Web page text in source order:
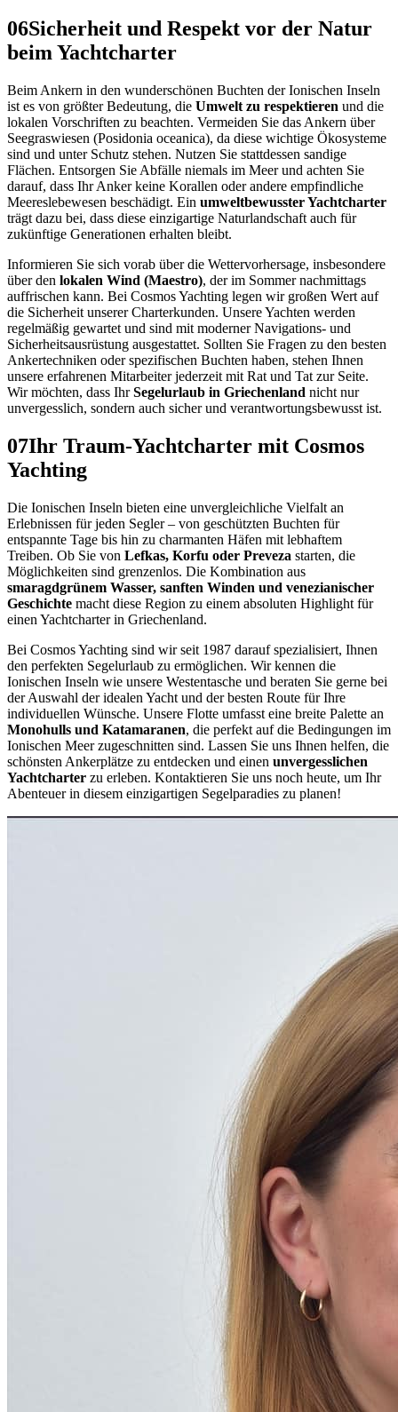
06Sicherheit und Respekt vor der Natur
beim Yachtcharter
Beim Ankern in den wunderschönen Buchten der Ionischen Inseln
ist es von größter Bedeutung, die Umwelt zu respektieren und die
lokalen Vorschriften zu beachten. Vermeiden Sie das Ankern über
Seegraswiesen (Posidonia oceanica), da diese wichtige Ökosysteme
sind und unter Schutz stehen. Nutzen Sie stattdessen sandige
Flächen. Entsorgen Sie Abfälle niemals im Meer und achten Sie
darauf, dass Ihr Anker keine Korallen oder andere empfindliche
Meereslebewesen beschädigt. Ein umweltbewusster Yachtcharter
trägt dazu bei, dass diese einzigartige Naturlandschaft auch für
zukünftige Generationen erhalten bleibt.
Informieren Sie sich vorab über die Wettervorhersage, insbesondere
über den lokalen Wind (Maestro), der im Sommer nachmittags
auffrischen kann. Bei Cosmos Yachting legen wir großen Wert auf
die Sicherheit unserer Charterkunden. Unsere Yachten werden
regelmäßig gewartet und sind mit moderner Navigations- und
Sicherheitsausrüstung ausgestattet. Sollten Sie Fragen zu den besten
Ankertechniken oder spezifischen Buchten haben, stehen Ihnen
unsere erfahrenen Mitarbeiter jederzeit mit Rat und Tat zur Seite.
Wir möchten, dass IhrSegelurlaub in Griechenland nicht nur
unvergesslich, sondern auch sicher und verantwortungsbewusst ist.
07Ihr Traum-Yachtcharter mit Cosmos
Yachting
Die Ionischen Inseln bieten eine unvergleichliche Vielfalt an
Erlebnissen für jeden Segler – von geschützten Buchten für
entspannte Tage bis hin zu charmanten Häfen mit lebhaftem
Treiben. Ob Sie von Lefkas, Korfu oder Preveza starten, die
Möglichkeiten sind grenzenlos. Die Kombination aus
smaragdgrünem Wasser, sanften Winden und venezianischer
Geschichte macht diese Region zu einem absoluten Highlight für
einen Yachtcharter in Griechenland.
Bei Cosmos Yachting sind wir seit 1987 darauf spezialisiert, Ihnen
den perfekten Segelurlaub zu ermöglichen. Wir kennen die
Ionischen Inseln wie unsere Westentasche und beraten Sie gerne bei
der Auswahl der idealen Yacht und der besten Route für Ihre
individuellen Wünsche. Unsere Flotte umfasst eine breite Palette an
Monohulls und Katamaranen, die perfekt auf die Bedingungen im
Ionischen Meer zugeschnitten sind. Lassen Sie uns Ihnen helfen, die
schönsten Ankerplätze zu entdecken und einen unvergesslichen
Yachtcharter zu erleben. Kontaktieren Sie uns noch heute, um Ihr
Abenteuer in diesem einzigartigen Segelparadies zu planen!